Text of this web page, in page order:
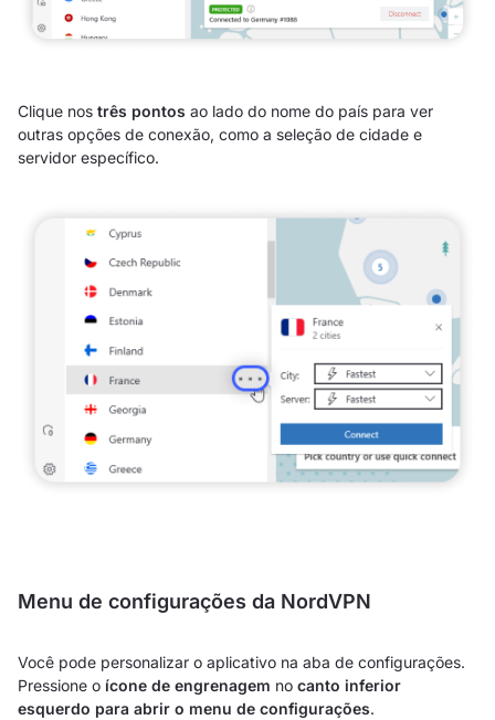
Clique nos três pontos ao lado do nome do país para ver
outras opções de conexão, como a seleção de cidade e
servidor específico.
Menu de configurações da NordVPN
Você pode personalizar o aplicativo na aba de configurações.
Pressione o ícone de engrenagem no canto inferior
esquerdo para abrir o menu de configurações.